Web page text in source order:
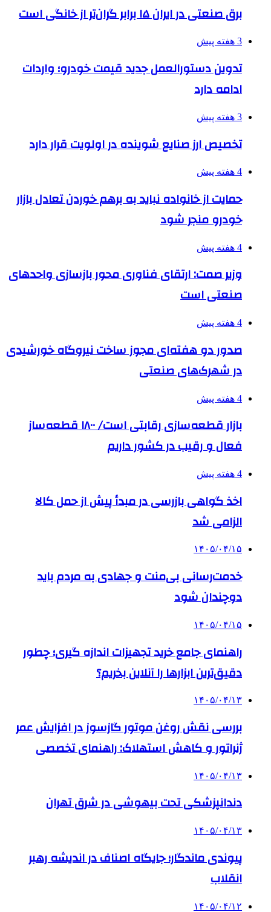
برق صنعتی در ایران ۱۵ برابر گران‌تر از خانگی است
3 هفته پیش
تدوین دستورالعمل جدید قیمت خودرو؛ واردات
ادامه دارد
3 هفته پیش
تخصیص ارز صنایع شوینده در اولویت قرار دارد
4 هفته پیش
حمایت از خانواده نباید به برهم خوردن تعادل بازار
خودرو منجر شود
4 هفته پیش
وزیر صمت: ارتقای فناوری محور بازسازی واحدهای
صنعتی است
4 هفته پیش
صدور دو هفته‌ای مجوز ساخت نیروگاه خورشیدی
در شهرک‌های صنعتی
4 هفته پیش
بازار قطعه‌سازی رقابتی است/ ۱۸۰۰ قطعه‌ساز
فعال و رقیب در کشور داریم
4 هفته پیش
اخذ گواهی بازرسی در مبدأ پیش از حمل کالا
الزامی شد
۱۴۰۵/۰۴/۱۵
خدمت‌رسانی بی‌منت و جهادی به مردم باید
دوچندان شود
۱۴۰۵/۰۴/۱۵
راهنمای جامع خرید تجهیزات اندازه گیری؛ چطور
دقیق‌ترین ابزارها را آنلاین بخریم؟
۱۴۰۵/۰۴/۱۳
بررسی نقش روغن موتور گازسوز در افزایش عمر
ژنراتور و کاهش استهلاک: راهنمای تخصصی
۱۴۰۵/۰۴/۱۳
دندانپزشکی تحت بیهوشی در شرق تهران
۱۴۰۵/۰۴/۱۳
پیوندی ماندگار؛ جایگاه اصناف در اندیشه رهبر
انقلاب
۱۴۰۵/۰۴/۱۲